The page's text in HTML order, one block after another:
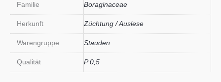
Familie Boraginaceae
Herkunft Züchtung / Auslese
Warengruppe Stauden
Qualität P 0,5